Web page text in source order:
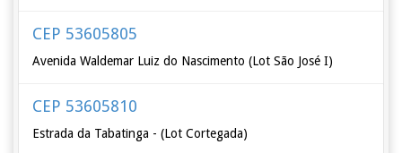
CEP 53605805
Avenida Waldemar Luiz do Nascimento (Lot São José I)
CEP 53605810
Estrada da Tabatinga - (Lot Cortegada)